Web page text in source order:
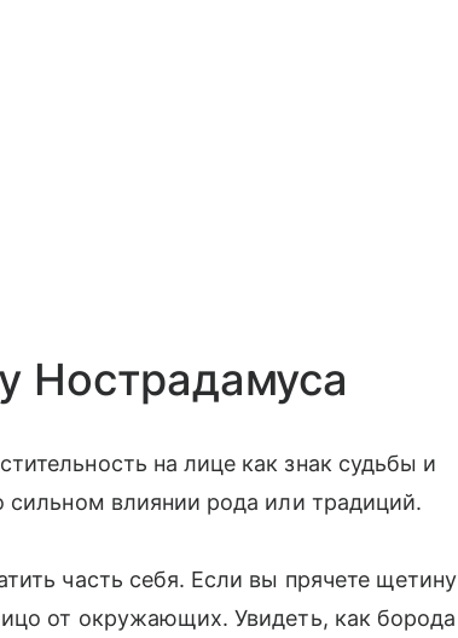
Нострадамуса
на лице как знак судьбы и
влиянии рода или традиций.
часть себя. Если вы прячете щетину
от окружающих. Увидеть, как борода